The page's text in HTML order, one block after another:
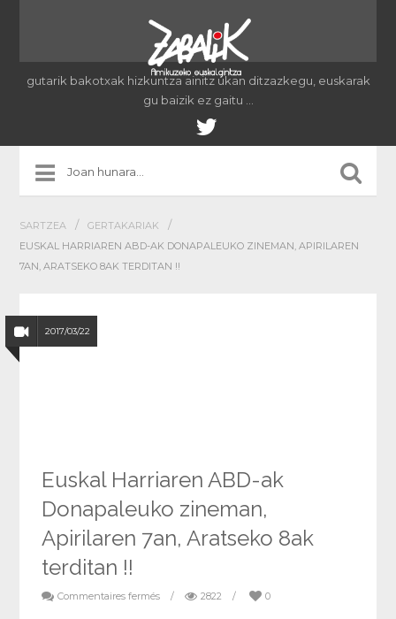
gutarik bakotxak hizkuntza ainitz ukan ditzazkegu, euskarak
gu baizik ez gaitu …
SARTZEA / GERTAKARIAK /
EUSKAL HARRIAREN ABD-AK DONAPALEUKO ZINEMAN, APIRILAREN
7AN, ARATSEKO 8AK TERDITAN !!
2017/03/22
Euskal Harriaren ABD-ak
Donapaleuko zineman,
Apirilaren 7an, Aratseko 8ak
terditan !!
Commentaires fermés / 2822 / 0